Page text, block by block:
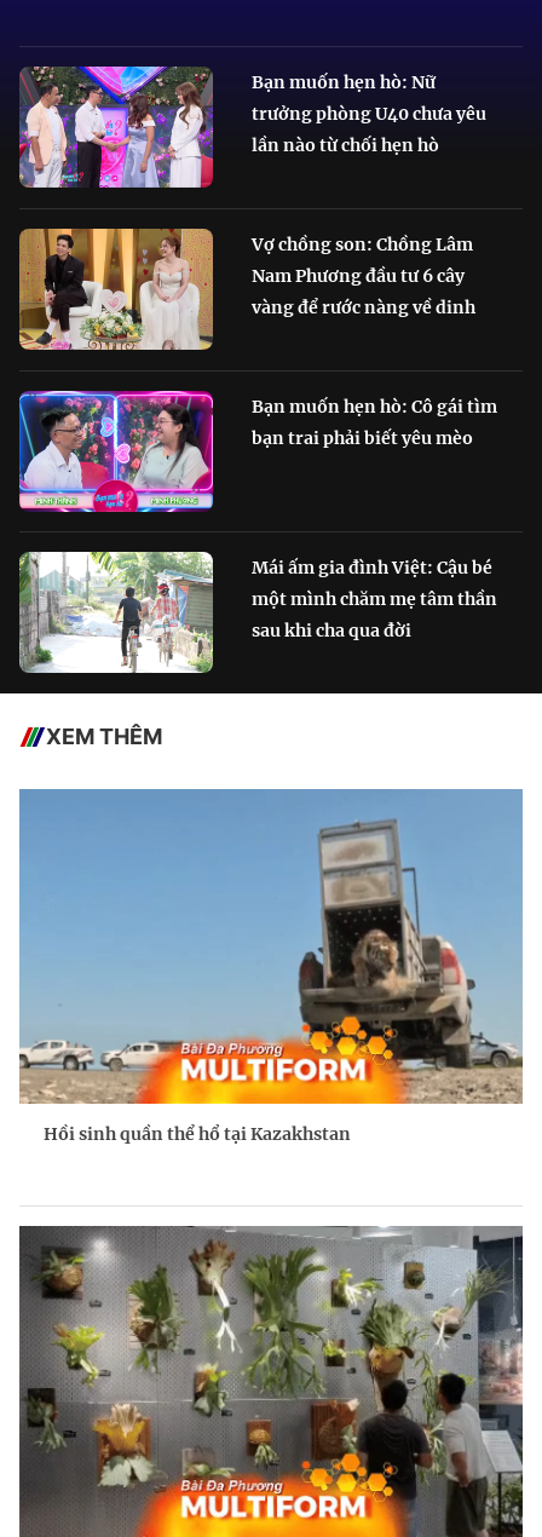
Bạn muốn hẹn hò: Nữ
trưởng phòng U40 chưa yêu
lần nào từ chối hẹn hò
Vợ chồng son: Chồng Lâm
Nam Phương đầu tư 6 cây
vàng để rước nàng về dinh
Bạn muốn hẹn hò: Cô gái tìm
bạn trai phải biết yêu mèo
Mái ấm gia đình Việt: Cậu bé
một mình chăm mẹ tâm thần
sau khi cha qua đời
XEM THÊM
Hồi sinh quần thể hổ tại Kazakhstan